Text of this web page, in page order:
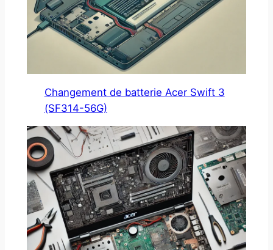
Changement de batterie Acer Swift 3
(SF314-56G)